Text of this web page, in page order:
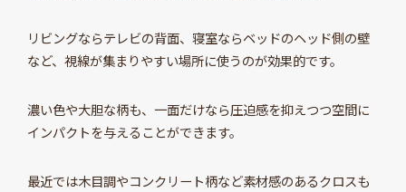
リビングならテレビの背面、寝室ならベッドのヘッド側の壁
など、視線が集まりやすい場所に使うのが効果的です。
濃い色や大胆な柄も、一面だけなら圧迫感を抑えつつ空間に
インパクトを与えることができます。
最近では木目調やコンクリート柄など素材感のあるクロスも